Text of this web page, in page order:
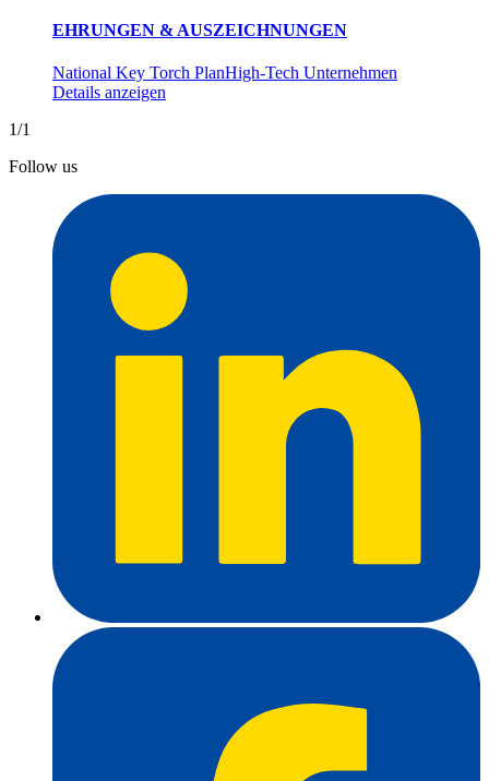
EHRUNGEN & AUSZEICHNUNGEN
National Key Torch PlanHigh-Tech Unternehmen
Details anzeigen
1/1
Follow us